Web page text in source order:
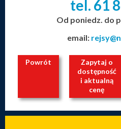
tel. 61
Od poniedz. do
email:
Powrót
Zapytaj o
dostępność
i aktualną
cenę